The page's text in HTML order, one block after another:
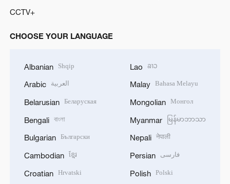
CCTV+
CHOOSE YOUR LANGUAGE
Albanian Shqip
Arabic العربية
Belarusian Беларуская
Bengali বাংলা
Bulgarian Български
Cambodian ខ្មែរ
Croatian Hrvatski
Lao ລາວ
Malay Bahasa Melayu
Mongolian Монгол
Myanmar မြန်မာဘာသာ
Nepali नेपाली
Persian فارسی
Polish Polski